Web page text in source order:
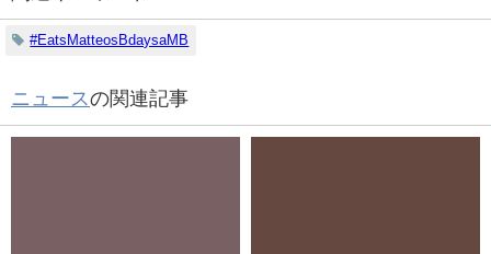
#EatsMatteosBdaysaMB
ニュース の関連記事